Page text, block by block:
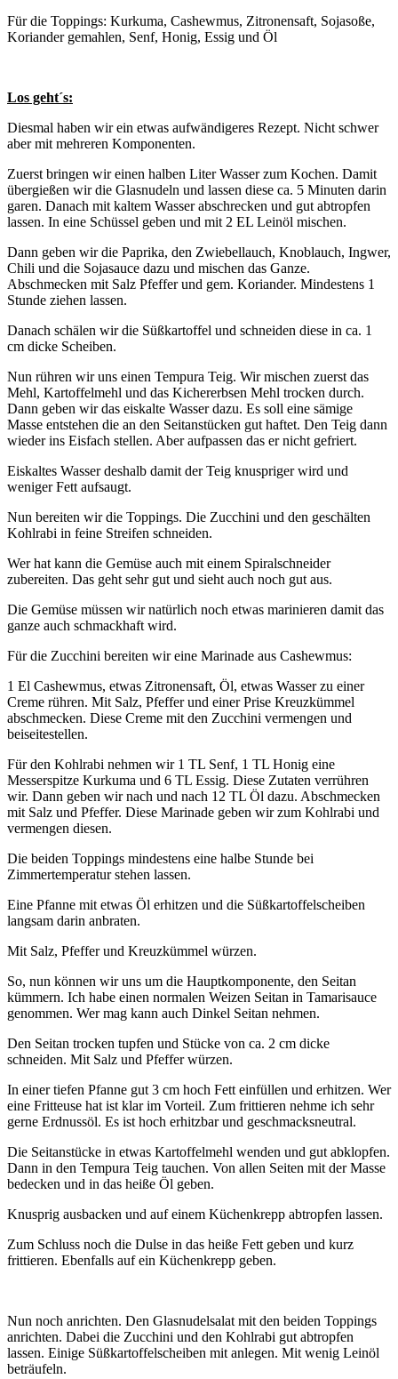
Für die Toppings: Kurkuma, Cashewmus, Zitronensaft, Sojasoße,
Koriander gemahlen, Senf, Honig, Essig und Öl
Los geht´s:
Diesmal haben wir ein etwas aufwändigeres Rezept. Nicht schwer
aber mit mehreren Komponenten.
Zuerst bringen wir einen halben Liter Wasser zum Kochen. Damit
übergießen wir die Glasnudeln und lassen diese ca. 5 Minuten darin
garen. Danach mit kaltem Wasser abschrecken und gut abtropfen
lassen. In eine Schüssel geben und mit 2 EL Leinöl mischen.
Dann geben wir die Paprika, den Zwiebellauch, Knoblauch, Ingwer,
Chili und die Sojasauce dazu und mischen das Ganze.
Abschmecken mit Salz Pfeffer und gem. Koriander. Mindestens 1
Stunde ziehen lassen.
Danach schälen wir die Süßkartoffel und schneiden diese in ca. 1
cm dicke Scheiben.
Nun rühren wir uns einen Tempura Teig. Wir mischen zuerst das
Mehl, Kartoffelmehl und das Kichererbsen Mehl trocken durch.
Dann geben wir das eiskalte Wasser dazu. Es soll eine sämige
Masse entstehen die an den Seitanstücken gut haftet. Den Teig dann
wieder ins Eisfach stellen. Aber aufpassen das er nicht gefriert.
Eiskaltes Wasser deshalb damit der Teig knuspriger wird und
weniger Fett aufsaugt.
Nun bereiten wir die Toppings. Die Zucchini und den geschälten
Kohlrabi in feine Streifen schneiden.
Wer hat kann die Gemüse auch mit einem Spiralschneider
zubereiten. Das geht sehr gut und sieht auch noch gut aus.
Die Gemüse müssen wir natürlich noch etwas marinieren damit das
ganze auch schmackhaft wird.
Für die Zucchini bereiten wir eine Marinade aus Cashewmus:
1 El Cashewmus, etwas Zitronensaft, Öl, etwas Wasser zu einer
Creme rühren. Mit Salz, Pfeffer und einer Prise Kreuzkümmel
abschmecken. Diese Creme mit den Zucchini vermengen und
beiseitestellen.
Für den Kohlrabi nehmen wir 1 TL Senf, 1 TL Honig eine
Messerspitze Kurkuma und 6 TL Essig. Diese Zutaten verrühren
wir. Dann geben wir nach und nach 12 TL Öl dazu. Abschmecken
mit Salz und Pfeffer. Diese Marinade geben wir zum Kohlrabi und
vermengen diesen.
Die beiden Toppings mindestens eine halbe Stunde bei
Zimmertemperatur stehen lassen.
Eine Pfanne mit etwas Öl erhitzen und die Süßkartoffelscheiben
langsam darin anbraten.
Mit Salz, Pfeffer und Kreuzkümmel würzen.
So, nun können wir uns um die Hauptkomponente, den Seitan
kümmern. Ich habe einen normalen Weizen Seitan in Tamarisauce
genommen. Wer mag kann auch Dinkel Seitan nehmen.
Den Seitan trocken tupfen und Stücke von ca. 2 cm dicke
schneiden. Mit Salz und Pfeffer würzen.
In einer tiefen Pfanne gut 3 cm hoch Fett einfüllen und erhitzen. Wer
eine Fritteuse hat ist klar im Vorteil. Zum frittieren nehme ich sehr
gerne Erdnussöl. Es ist hoch erhitzbar und geschmacksneutral.
Die Seitanstücke in etwas Kartoffelmehl wenden und gut abklopfen.
Dann in den Tempura Teig tauchen. Von allen Seiten mit der Masse
bedecken und in das heiße Öl geben.
Knusprig ausbacken und auf einem Küchenkrepp abtropfen lassen.
Zum Schluss noch die Dulse in das heiße Fett geben und kurz
frittieren. Ebenfalls auf ein Küchenkrepp geben.
Nun noch anrichten. Den Glasnudelsalat mit den beiden Toppings
anrichten. Dabei die Zucchini und den Kohlrabi gut abtropfen
lassen. Einige Süßkartoffelscheiben mit anlegen. Mit wenig Leinöl
beträufeln.